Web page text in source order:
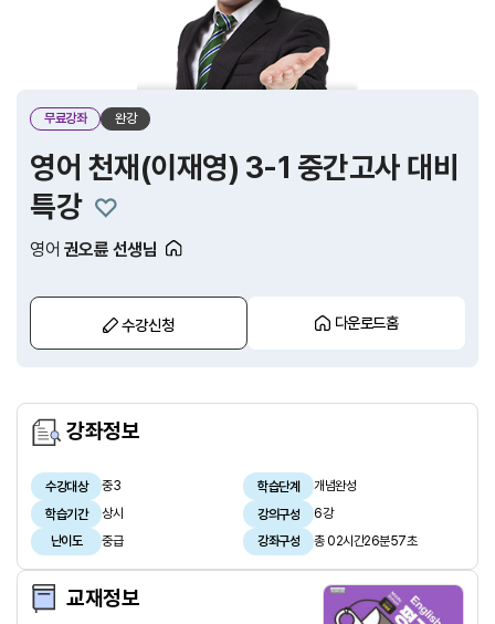
무료강좌 완강
영어 천재(이재영) 3-1 중간고사 대비
특강
영어 권오륜 선생님
수강신청 다운로드홈
강좌정보
수강대상 중3 학습단계
개념완성
학습기간
상시 강의구성
6강
난이도
중급 강좌구성 총 02시간26분57초
교재정보